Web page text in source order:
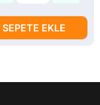
SEPETE EKLE